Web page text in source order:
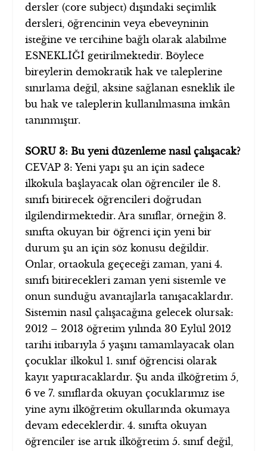
dersler (core subject) dışındaki seçimlik
dersleri, öğrencinin veya ebeveyninin
isteğine ve tercihine bağlı olarak alabilme
ESNEKLİĞİ getirilmektedir. Böylece
bireylerin demokratik hak ve taleplerine
sınırlama değil, aksine sağlanan esneklik ile
bu hak ve taleplerin kullanılmasına imkân
tanınmıştır.
SORU 3: Bu yeni düzenleme nasıl çalışacak?
CEVAP 3: Yeni yapı şu an için sadece
ilkokula başlayacak olan öğrenciler ile 8.
sınıfı bitirecek öğrencileri doğrudan
ilgilendirmektedir. Ara sınıflar, örneğin 3.
sınıfta okuyan bir öğrenci için yeni bir
durum şu an için söz konusu değildir.
Onlar, ortaokula geçeceği zaman, yani 4.
sınıfı bitirecekleri zaman yeni sistemle ve
onun sunduğu avantajlarla tanışacaklardır.
Sistemin nasıl çalışacağına gelecek olursak:
2012 – 2013 öğretim yılında 30 Eylül 2012
tarihi itibarıyla 5 yaşını tamamlayacak olan
çocuklar ilkokul 1. sınıf öğrencisi olarak
kayıt yaptıracaklardır. Şu anda ilköğretim 5,
6 ve 7. sınıflarda okuyan çocuklarımız ise
yine aynı ilköğretim okullarında okumaya
devam edeceklerdir. 4. sınıfta okuyan
öğrenciler ise artık ilköğretim 5. sınıf değil,